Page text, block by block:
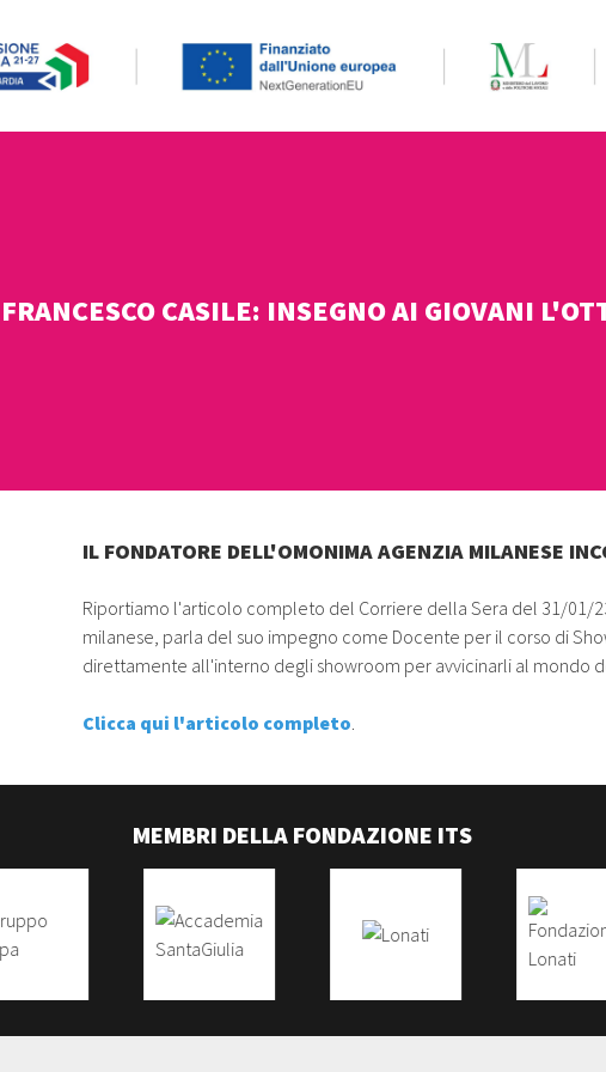
CASILE: INSEGNO AI GIOVANI
IL FONDATORE DELL'OMONIMA AGENZIA MILANESE
Riportiamo l'articolo completo del Corriere della Sera del 31/01/
milanese, parla del suo impegno come Docente per il corso di
direttamente all'interno degli showroom per avvicinarli al mondo
Clicca qui l'articolo completo.
MEMBRI DELLA FONDAZIONE ITS